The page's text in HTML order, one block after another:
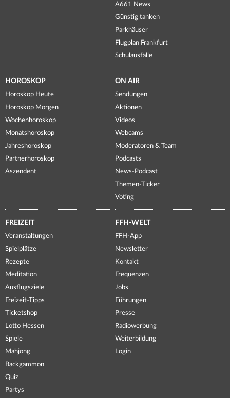
A661 News
Günstig tanken
Parkhäuser
Flugplan Frankfurt
Schulausfälle
HOROSKOP
Horoskop Heute
Horoskop Morgen
Wochenhoroskop
Monatshoroskop
Jahreshoroskop
Partnerhoroskop
Aszendent
ON AIR
Sendungen
Aktionen
Videos
Webcams
Moderatoren & Team
Podcasts
News-Podcast
Themen-Ticker
Voting
FREIZEIT
Veranstaltungen
Spielplätze
Rezepte
Meditation
Ausflugsziele
Freizeit-Tipps
Ticketshop
Lotto Hessen
Spiele
Mahjong
Backgammon
Quiz
Partys
FFH-WELT
FFH-App
Newsletter
Kontakt
Frequenzen
Jobs
Führungen
Presse
Radiowerbung
Weiterbildung
Login